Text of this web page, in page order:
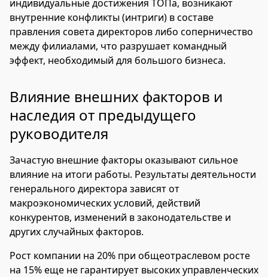
индивидуальные достижения ТОПа, возникают
внутренние конфликты (интриги) в составе
правления совета директоров либо соперничество
между филиалами, что разрушает командный
эффект, необходимый для большого бизнеса.
Влияние внешних факторов и
наследия от предыдущего
руководителя
Зачастую внешние факторы оказывают сильное
влияние на итоги работы. Результаты деятельности
генерального директора зависят от
макроэкономических условий, действий
конкурентов, изменений в законодательстве и
других случайных факторов.
Рост компании на 20% при общеотраслевом росте
на 15% еще не гарантирует высоких управленческих